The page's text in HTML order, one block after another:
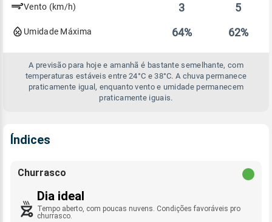
Vento (km/h) 3 5
Umidade Máxima 64% 62%
A previsão para hoje e amanhã é bastante semelhante, com
temperaturas estáveis entre 24°C e 38°C. A chuva permanece
praticamente igual, enquanto vento e umidade permanecem
praticamente iguais.
Índices
Churrasco
Dia ideal
Tempo aberto, com poucas nuvens. Condições favoráveis pro
churrasco.